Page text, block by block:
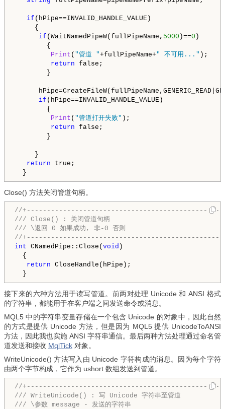
if (hPipe==INVALID_HANDLE_VALUE)
{
if (WaitNamedPipeW(fullPipeName, 5000 )==0 )
{
Print ( "管道 "+fullPipeName+" 不可用..." );
return false;
}
if (hPipe==INVALID_HANDLE_VALUE)
{
Print ( "管道打开失败" );
return false;
}
}
return true;
Close() 方法关闭管道句柄。
//
/// Close() : 关闭管道句柄
/// \返回 0 如果成功, 非-0 否则
int CNamedPipe::Close( void )
{
return CloseHandle(hPipe);
接下来的六种方法用于读写管道。前两对处理 Unicode 和 ANSI 格式
的字符串，都能用于在客户端之间发送命令或消息。
MQL5 中的字符串变量存储在一个包含 Unicode 的对象中，因此自然
的方式是提供 Unicode 方法，但是因为 MQL5 提供 UnicodeToANSI
方法，因此我也实施 ANSI 字符串通信。最后两种方法处理通过命名管
道发送和接收 MqlTick 对象。
WriteUnicode() 方法写入由 Unicode 字符构成的消息。因为每个字符
由两个字节构成，它作为 ushort 数组发送到管道。
//
/// WriteUnicode() : 写 Unicode 字符串至管道
/// \参数 message - 发送的字符串